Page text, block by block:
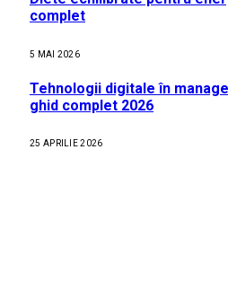
complet
5 MAI 2026
Tehnologii digitale în
ghid complet 2026
25 APRILIE 2026